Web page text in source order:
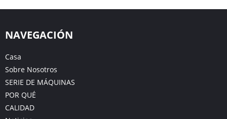
NAVEGACIÓN
Casa
Sobre Nosotros
SERIE DE MÁQUINAS
POR QUÉ
CALIDAD